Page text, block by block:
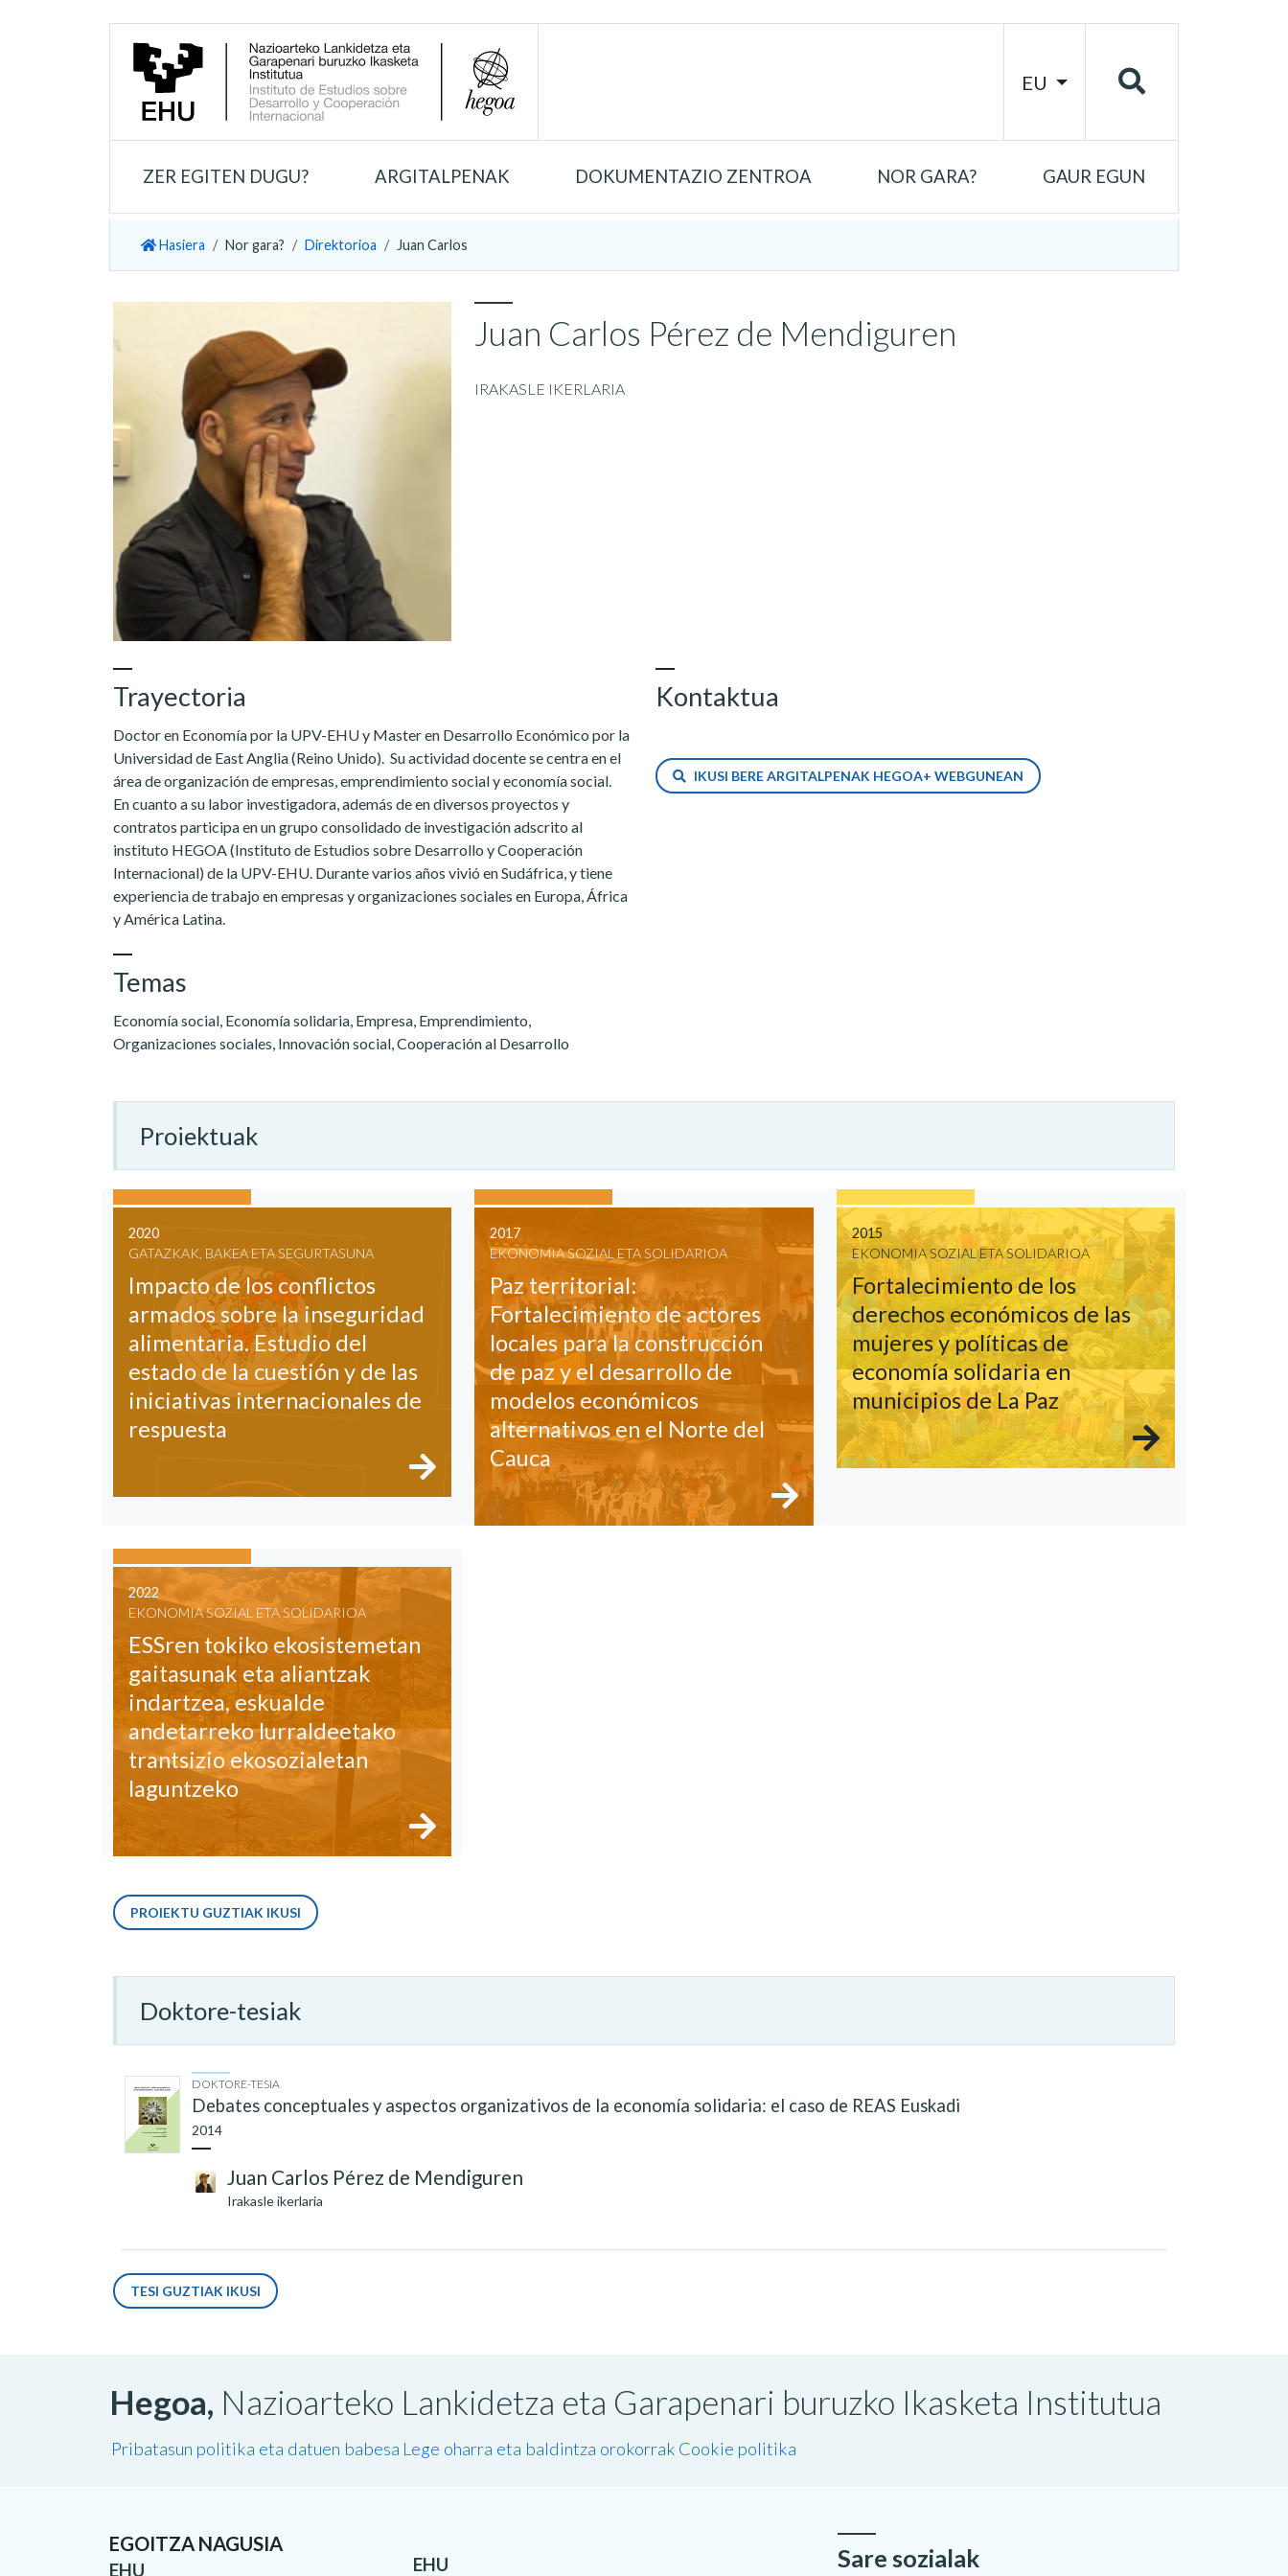
EU
ZER EGITEN DUGU? ARGITALPENAK DOKUMENTAZIO ZENTROA NOR GARA? GAUR EGUN
Hasiera Nor gara? Direktorioa Juan Carlos
Juan Carlos Pérez de Mendiguren
IRAKASLE IKERLARIA
Trayectoria
Doctor en Economía por la UPV-EHU y Master en Desarrollo Económico por la
Universidad de East Anglia (Reino Unido). Su actividad docente se centra en el
área de organización de empresas, emprendimiento social y economía social.
En cuanto a su labor investigadora, además de en diversos proyectos y
contratos participa en un grupo consolidado de investigación adscrito al
instituto HEGOA (Instituto de Estudios sobre Desarrollo y Cooperación
Internacional) de la UPV-EHU. Durante varios años vivió en Sudáfrica, y tiene
experiencia de trabajo en empresas y organizaciones sociales en Europa, África
y América Latina.
Temas
Economía social, Economía solidaria, Empresa, Emprendimiento,
Organizaciones sociales, Innovación social, Cooperación al Desarrollo
Kontaktua
IKUSI BERE ARGITALPENAK HEGOA+ WEBGUNEAN
Proiektuak
2020
GATAZKAK, BAKEA ETA SEGURTASUNA
Impacto de los conflictos
armados sobre la inseguridad
alimentaria. Estudio del
estado de la cuestión y de las
iniciativas internacionales de
respuesta
2017
EKONOMIA SOZIAL ETA SOLIDARIOA
Paz territorial:
Fortalecimiento de actores
locales para la construcción
de paz y el desarrollo de
modelos económicos
alternativos en el Norte del
Cauca
2015
EKONOMIA SOZIAL ETA SOLIDARIOA
Fortalecimiento de los
derechos económicos de las
mujeres y políticas de
economía solidaria en
municipios de La Paz
2022
EKONOMIA SOZIAL ETA SOLIDARIOA
ESSren tokiko ekosistemetan
gaitasunak eta aliantzak
indartzea, eskualde
andetarreko lurraldeetako
trantsizio ekosozialetan
laguntzeko
PROIEKTU GUZTIAK IKUSI
Doktore-tesiak
DOKTORE-TESIA
Debates conceptuales y aspectos organizativos de la economía solidaria: el caso de REAS Euskadi
2014
Juan Carlos Pérez de Mendiguren
Irakasle ikerlaria
TESI GUZTIAK IKUSI
Hegoa, Nazioarteko Lankidetza eta Garapenari buruzko Ikasketa Institutua
Pribatasun politika eta datuen babesa Lege oharra eta baldintza orokorrak Cookie politika
EGOITZA NAGUSIA
EHU EHU Sare sozialak